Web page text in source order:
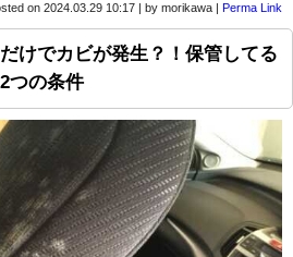
on 2024.03.29 10:17 | by morikawa | Perma Link
けでカビが発生？！保管してる
つの条件